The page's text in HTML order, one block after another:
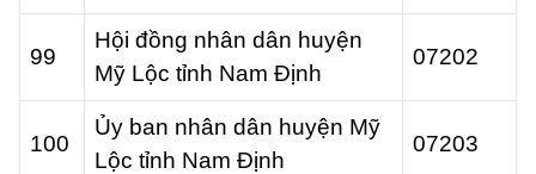
99
Hội đồng nhân dân huyện
Mỹ Lộc tỉnh Nam Định
07202
100
Ủy ban nhân dân huyện Mỹ
Lộc tỉnh Nam Định
07203